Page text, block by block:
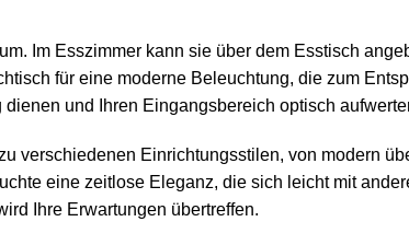
Im Esszimmer kann sie über dem Esstisch
für eine moderne Beleuchtung, die zum
und Ihren Eingangsbereich optisch
verschiedenen Einrichtungsstilen, von modern
eine zeitlose Eleganz, die sich leicht mit
Ihre Erwartungen übertreffen.